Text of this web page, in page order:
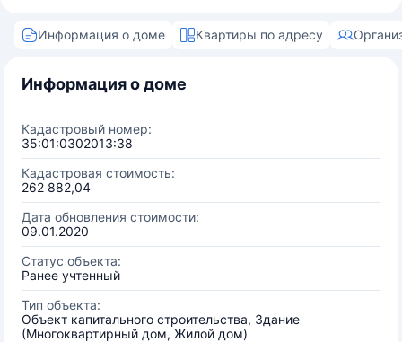
Информация о доме Квартиры по адресу
Информация о доме
Кадастровый номер:
35:01:0302013:38
Кадастровая стоимость:
262 882,04
Дата обновления стоимости:
09.01.2020
Статус объекта:
Ранее учтенный
Тип объекта:
Объект капитального строительства, Здание
(Многоквартирный дом, Жилой дом)